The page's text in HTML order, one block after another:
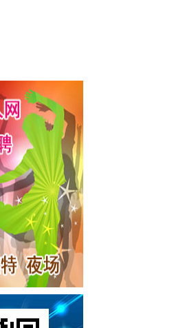
演技大赏
一，更是在
视剧大奖颁奖
得电视剧特
察院在首尔
。1月14日，
两年来快本的
“亚洲最受欢
海杜莎夫人蜡
日本公信榜
收视率多次
点播超10亿